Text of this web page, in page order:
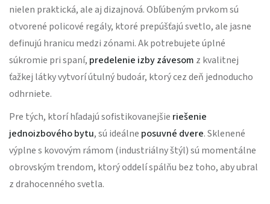
nielen praktická, ale aj dizajnová. Obľúbeným prvkom sú
otvorené policové regály, ktoré prepúšťajú svetlo, ale jasne
definujú hranicu medzi zónami. Ak potrebujete úplné
súkromie pri spaní, predelenie izby závesom z kvalitnej
ťažkej látky vytvorí útulný budoár, ktorý cez deň jednoducho
odhrniete.
Pre tých, ktorí hľadajú sofistikovanejšie riešenie
jednoizbového bytu, sú ideálne posuvné dvere. Sklenené
výplne s kovovým rámom (industriálny štýl) sú momentálne
obrovským trendom, ktorý oddelí spálňu bez toho, aby ubral
z drahocenného svetla.